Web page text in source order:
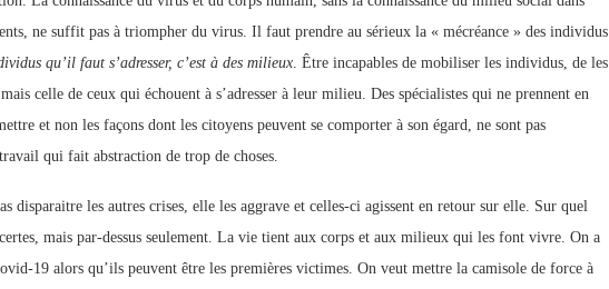
ne suffit pas à triompher du virus. Il faut prendre au sérieux la « mécréance » des individus
qu’il faut s’adresser, c’est à des milieux . Être incapables de mobiliser les individus, de les
celle de ceux qui échouent à s’adresser à leur milieu. Des spécialistes qui ne prennent en
et non les façons dont les citoyens peuvent se comporter à son égard, ne sont pas
qui fait abstraction de trop de choses.
disparaitre les autres crises, elle les aggrave et celles-ci agissent en retour sur elle. Sur quel
mais par-dessus seulement. La vie tient aux corps et aux milieux qui les font vivre. On a
19 alors qu’ils peuvent être les premières victimes. On veut mettre la camisole de force à